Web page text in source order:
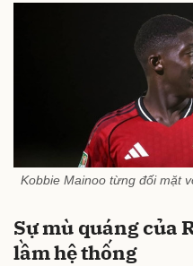
Kobbie Mainoo từng đối mặt
Sự mù quáng của
lầm hệ thống